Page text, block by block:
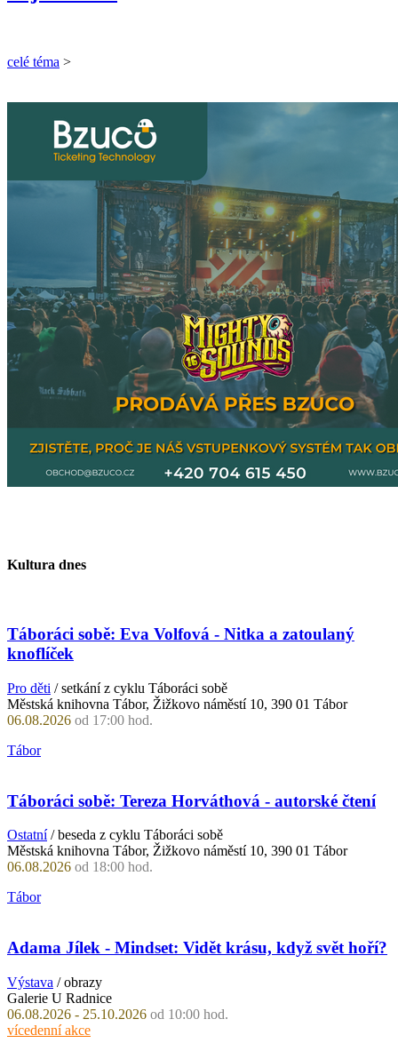
celé téma >
Kultura dnes
Táboráci sobě: Eva Volfová - Nitka a zatoulaný
knoflíček
Pro děti / setkání z cyklu Táboráci sobě
Městská knihovna Tábor, Žižkovo náměstí 10, 390 01 Tábor
06.08.2026 od 17:00 hod.
Tábor
Táboráci sobě: Tereza Horváthová - autorské čtení
Ostatní/ beseda z cyklu Táboráci sobě
Městská knihovna Tábor, Žižkovo náměstí 10, 390 01 Tábor
06.08.2026 od 18:00 hod.
Tábor
Adama Jílek - Mindset: Vidět krásu, když svět hoří?
Výstava / obrazy
Galerie U Radnice
06.08.2026 - 25.10.2026 od 10:00 hod.
vícedenní akce